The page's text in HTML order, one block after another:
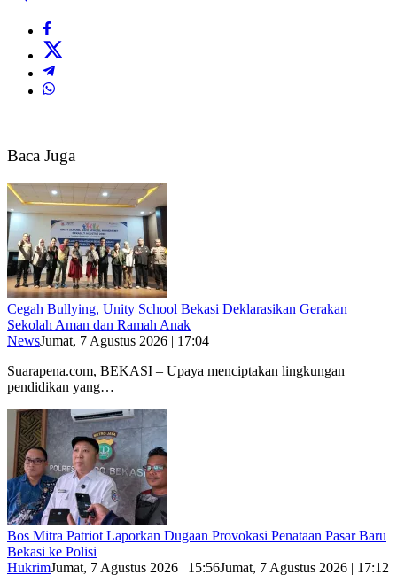
Baca Juga
Cegah Bullying, Unity School Bekasi Deklarasikan Gerakan
Sekolah Aman dan Ramah Anak
NewsJumat, 7 Agustus 2026 | 17:04
Suarapena.com, BEKASI – Upaya menciptakan lingkungan
pendidikan yang…
Bos Mitra Patriot Laporkan Dugaan Provokasi Penataan Pasar Baru
Bekasi ke Polisi
HukrimJumat, 7 Agustus 2026 | 15:56Jumat, 7 Agustus 2026 | 17:12